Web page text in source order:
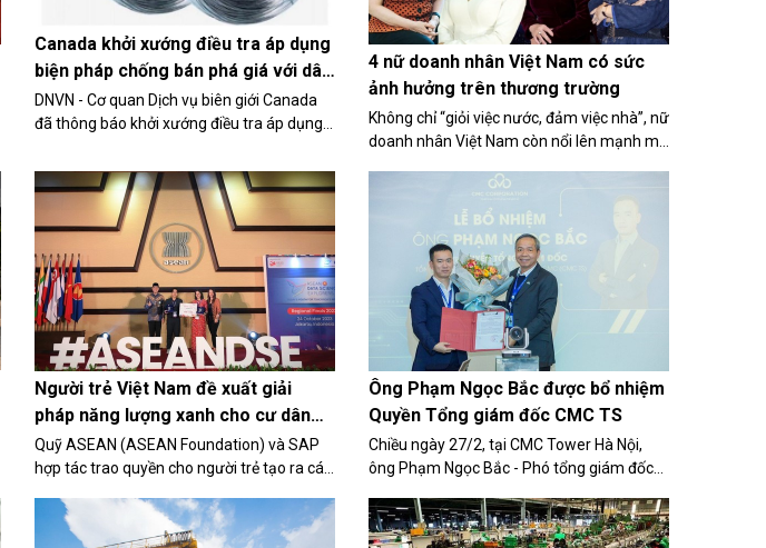
Canada khởi xướng điều tra áp dụng
biện pháp chống bán phá giá với dây
thép Việt Nam
DNVN - Cơ quan Dịch vụ biên giới Canada
đã thông báo khởi xướng điều tra áp dụng
dây thép có xuất xứ hoặc xuất khẩu từ Việt
Nam, Trung Quốc và Ai Cập.
4 nữ doanh nhân Việt Nam có sức
ảnh hưởng trên thương trường
Không chỉ “giỏi việc nước, đảm việc nhà”, nữ
doanh nhân Việt Nam còn nổi lên mạnh mẽ
từ công nghệ, tài chính, thương mại điện tử
đến công nghiệp thực phẩm và thời trang.
Nhiều phụ nữ tài năng đã đặt dấu ấn riêng
trong thế giới doanh nghiệp. Dưới đây là 4
nữ doanh nhân Việt Nam có sức ảnh hưởng
trên thương trường do DNVN bình chọn.
Người trẻ Việt Nam đề xuất giải
pháp năng lượng xanh cho cư dân
ASEAN
Quỹ ASEAN (ASEAN Foundation) và SAP
hợp tác trao quyền cho người trẻ tạo ra các
của cộng đồng ASEAN, bao gồm việc sản
xuất năng lượng xanh và các lợi ích kinh...
Ông Phạm Ngọc Bắc được bổ nhiệm
Quyền Tổng giám đốc CMC TS
Chiều ngày 27/2, tại CMC Tower Hà Nội,
ông Phạm Ngọc Bắc - Phó tổng giám đốc
được bổ nhiệm vị trí Quyền Tổng giám đốc.